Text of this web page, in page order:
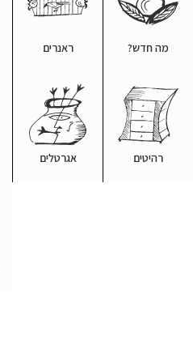
ראנרים מה חדש?
אגרטלים רהיטים